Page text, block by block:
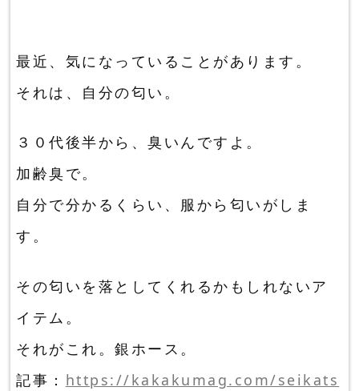
最近、気になっていることがあります。
それは、自分の匂い。
３０代後半から、臭いんですよ。
加齢臭で。
自分で分かるくらい、服から匂いがしま
す。
その匂いを落としてくれるかもしれないア
イテム。
それがこれ。銀ホース。
記事： https://kakakumag.com/seikats